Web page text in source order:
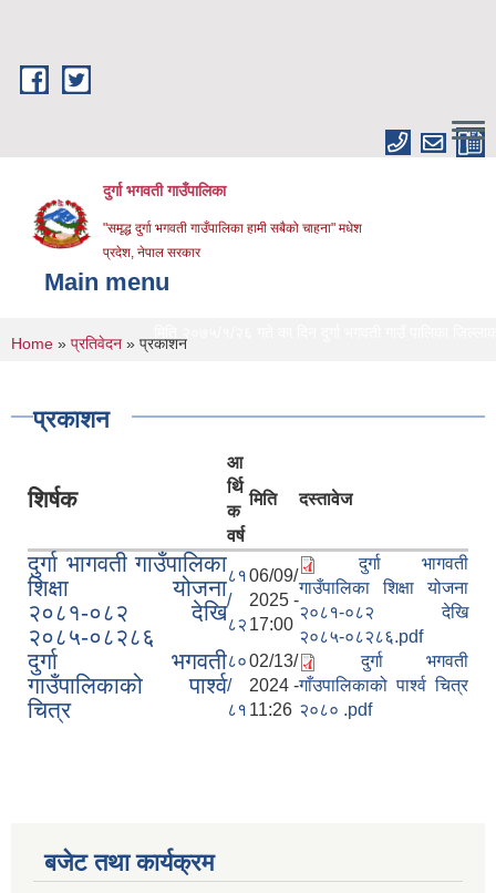
दुर्गा भगवती गाउँपालिका
"समृद्ध दुर्गा भगवती गाउँपालिका हामी सबैको चाहना" मधेश
प्रदेश, नेपाल सरकार
Main menu
You are here
Home » प्रतिवेदन » प्रकाशन
प्रकाशन
शिर्षक
आ
र्थि
क
वर्ष
मिति दस्तावेज
दुर्गा भागवती गाउँपालिका
शिक्षा योजना
२०८१-०८२ देखि
२०८५-०८२८६
८१
/
८२
06/09/
2025 -
17:00
दुर्गा भागवती
गाउँपालिका शिक्षा योजना
२०८१-०८२ देखि
२०८५-०८२८६.pdf
दुर्गा भगवती
गाउँपालिकाको पार्श्व
चित्र
८०
/
८१
02/13/
2024 -
11:26
दुर्गा भगवती
गाँउपालिकाको पार्श्व चित्र
२०८० .pdf
बजेट तथा कार्यक्रम